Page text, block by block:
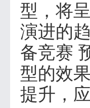
型，将
演进的
备竞赛
型的效
提升，